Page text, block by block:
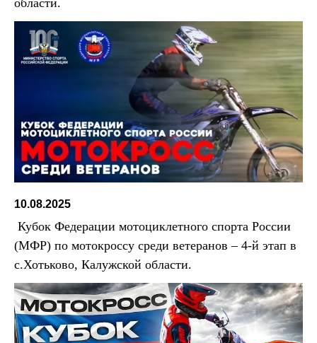
10.08.2025
Кубок Федерации мотоциклетного спорта России
(МФР) по мотокроссу среди ветеранов – 4-й этап в
с.Хотьково, Калужской области.